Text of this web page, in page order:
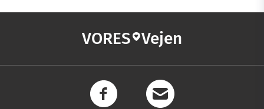
VORES Vejen